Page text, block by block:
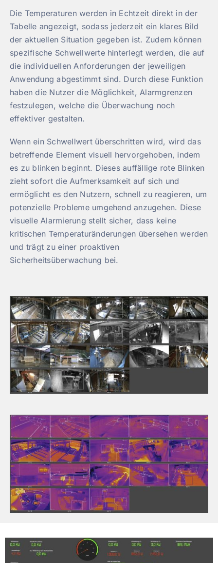
Die Temperaturen werden in Echtzeit direkt in der
Tabelle angezeigt, sodass jederzeit ein klares Bild
der aktuellen Situation gegeben ist. Zudem können
spezifische Schwellwerte hinterlegt werden, die auf
die individuellen Anforderungen der jeweiligen
Anwendung abgestimmt sind. Durch diese Funktion
haben die Nutzer die Möglichkeit, Alarmgrenzen
festzulegen, welche die Überwachung noch
effektiver gestalten.
Wenn ein Schwellwert überschritten wird, wird das
betreffende Element visuell hervorgehoben, indem
es zu blinken beginnt. Dieses auffällige rote Blinken
zieht sofort die Aufmerksamkeit auf sich und
ermöglicht es den Nutzern, schnell zu reagieren, um
potenzielle Probleme umgehend anzugehen. Diese
visuelle Alarmierung stellt sicher, dass keine
kritischen Temperaturänderungen übersehen werden
und trägt zu einer proaktiven
Sicherheitsüberwachung bei.